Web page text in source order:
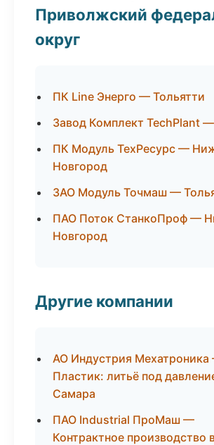
Приволжский
округ
ПК Line Энерго — Тольятти
Завод Комплект TechPlant
ПК Модуль ТехРесурс —
Новгород
ЗАО Модуль Точмаш —
ПАО Поток СтанкоПроф —
Новгород
Другие компании
АО Индустрия
Пластик: литьё под
Самара
ПАО Industrial ПроМаш —
Контрактное производство